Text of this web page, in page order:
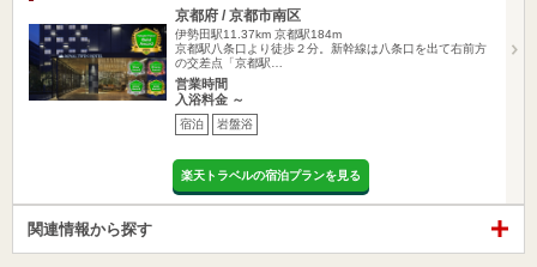
京都府 / 京都市南区
伊勢田駅11.37km 京都駅184m
京都駅八条口より徒歩２分。新幹線は八条口を出て右前方
の交差点「京都駅…
営業時間
入浴料金 ～
宿泊 岩盤浴
楽天トラベルの宿泊プランを見る
関連情報から探す